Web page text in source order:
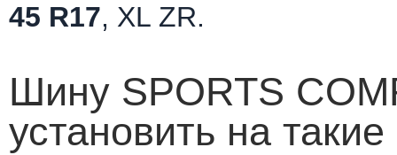
45 R17, XL ZR.
Шину SPORTS
установить на